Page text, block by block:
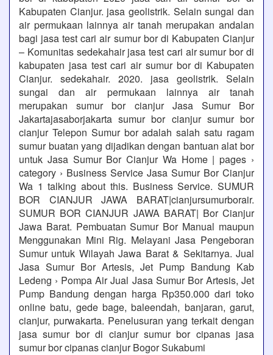
Kabupaten Cianjur. jasa geolistrik. Selain sungai dan
air permukaan lainnya air tanah merupakan andalan
bagi jasa test cari air sumur bor di Kabupaten Cianjur
– Komunitas sedekahair jasa test cari air sumur bor di
kabupaten jasa test cari air sumur bor di Kabupaten
Cianjur. sedekahair. 2020. jasa geolistrik. Selain
sungai dan air permukaan lainnya air tanah
merupakan sumur bor cianjur Jasa Sumur Bor
Jakartajasaborjakarta sumur bor cianjur sumur bor
cianjur Telepon Sumur bor adalah salah satu ragam
sumur buatan yang dijadikan dengan bantuan alat bor
untuk Jasa Sumur Bor Cianjur Wa Home | pages ›
category › Business Service Jasa Sumur Bor Cianjur
Wa 1 talking about this. Business Service. SUMUR
BOR CIANJUR JAWA BARAT|cianjursumurborair.
SUMUR BOR CIANJUR JAWA BARAT| Bor Cianjur
Jawa Barat. Pembuatan Sumur Bor Manual maupun
Menggunakan Mini Rig. Melayani Jasa Pengeboran
Sumur untuk Wilayah Jawa Barat & Sekitarnya. Jual
Jasa Sumur Bor Artesis, Jet Pump Bandung Kab
Ledeng › Pompa Air Jual Jasa Sumur Bor Artesis, Jet
Pump Bandung dengan harga Rp350.000 dari toko
online batu, gede bage, baleendah, banjaran, garut,
cianjur, purwakarta. Penelusuran yang terkait dengan
jasa sumur bor di cianjur sumur bor cipanas jasa
sumur bor cipanas cianjur Bogor Sukabumi